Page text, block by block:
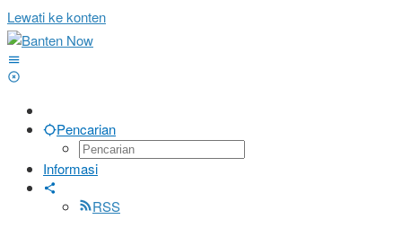
Lewati ke konten
Pencarian
Informasi
RSS